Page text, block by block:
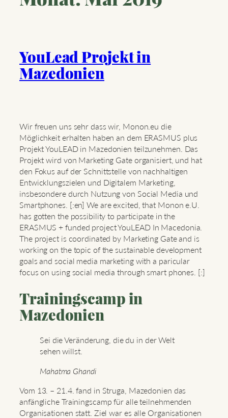
YouLead Projekt in
Mazedonien
Wir freuen uns sehr dass wir, Monon.eu die
Möglichkeit erhalten haben an dem ERASMUS plus
Projekt YouLEAD in Mazedonien teilzunehmen. Das
Projekt wird von Marketing Gate organisiert, und hat
den Fokus auf der Schnittstelle von nachhaltigen
Entwicklungszielen und Digitalem Marketing,
insbesondere durch Nutzung von Social Media und
Smartphones. [:en] We are excited, that Monon e.U.
has gotten the possibility to participate in the
ERASMUS + funded project YouLEAD In Macedonia.
The project is coordinated by Marketing Gate and is
working on the topic of the sustainable development
goals and social media marketing with a paricular
focus on using social media through smart phones. [:]
Trainingscamp in
Mazedonien
Sei die Veränderung, die du in der Welt
sehen willst.
Mahatma Ghandi
Vom 13. – 21.4. fand in Struga, Mazedonien das
anfängliche Trainingscamp für alle teilnehmenden
Organisationen statt. Ziel war es alle Organisationen